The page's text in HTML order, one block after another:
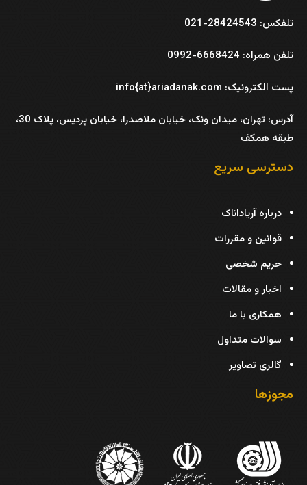
تلفکس: 28424543-021
تلفن همراه: 6668424-0992
پست الکترونیک: info{at}ariadanak.com
آدرس:
تهران، میدان ونک، خیابان ملاصدرا، خیابان پردیس، پلاک 30،
طبقه همکف
دسترسی سریع
درباره آریاداناک
قوانین و مقررات
حریم شخصی
اخبار و مقالات
همکاری با ما
سوالات متداول
گالری تصاویر
مجوزها